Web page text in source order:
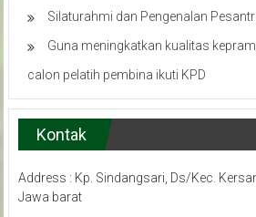
Silaturahmi dan Pengenalan
Guna meningkatkan kualitas
calon pelatih pembina ikuti KPD
Kontak
Address : Kp. Sindangsari, Ds/Kec.
Jawa barat